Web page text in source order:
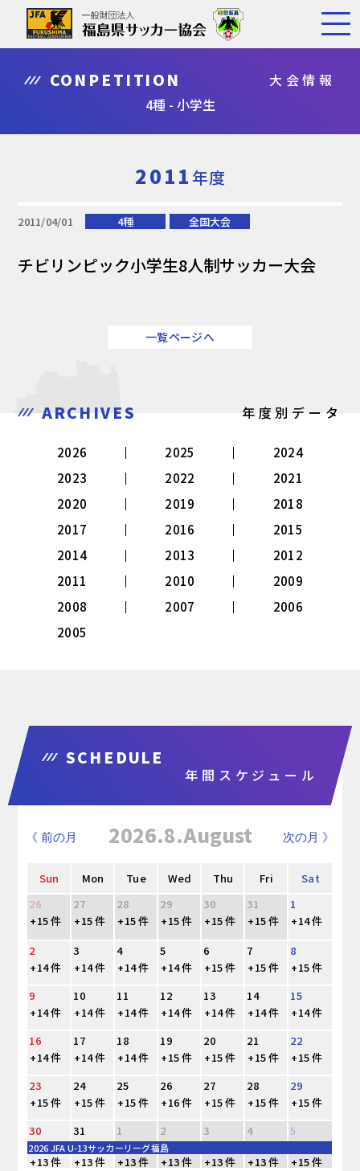
CONPETITION
大会情報
4種 - 小学生
2011年度
2011/04/01 4種 全国大会
チビリンピック小学生8人制サッカー大会
一覧ページへ
ARCHIVES 年度別データ
2026 2025
2024
2023
2022
2021
2020
2019
2018
2017
2016
2015
2014
2013
2012
2011
2010
2009
2008
2007
2006
2005
SCHEDULE
年間スケジュール
《 前の月 次の月 》
2026.8.August
Sun Mon Tue Wed Thu Fri
Sat
26
27 28 29 30 31
1
+15 件
+15 件 +15 件 +15 件 +15 件 +15 件
+14 件
2
3 4 5 6 7
8
+14 件
+14 件 +14 件 +14 件 +15 件 +15 件
+15 件
9
10 11 12 13 14
15
+14 件
+14 件 +14 件 +14 件 +14 件 +14 件
+14 件
16
17 18 19 20 21
22
+14 件
+14 件 +14 件 +15 件 +15 件 +15 件
+15 件
23
24 25 26 27 28
29
+15 件
+15 件 +15 件 +16 件 +15 件 +15 件
+15 件
30
31 1 2 3 4 5
2026 JFA U-13サッカーリーグ福島
+13 件 +13 件 +13 件 +13 件 +13 件 +13 件
+15 件